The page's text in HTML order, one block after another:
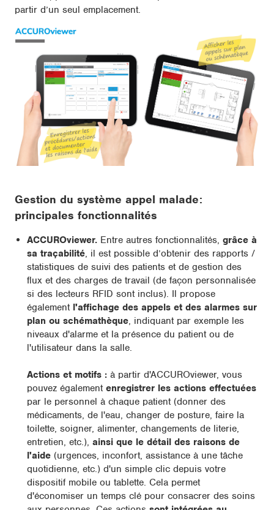
partir d’un seul emplacement.
Gestion du système appel malade:
principales fonctionnalités
ACCUROviewer. Entre autres fonctionnalités, grâce à
sa traçabilité, il est possible d’obtenir des rapports /
statistiques de suivi des patients et de gestion des
flux et des charges de travail (de façon personnalisée
si des lecteurs RFID sont inclus). Il propose
égalementl'affichage des appels et des alarmes sur
plan ou schémathèque, indiquant par exemple les
niveaux d'alarme et la présence du patient ou de
l'utilisateur dans la salle.
Actions et motifs : à partir d'ACCUROviewer, vous
pouvez également enregistrer les actions effectuées
par le personnel à chaque patient (donner des
médicaments, de l'eau, changer de posture, faire la
toilette, soigner, alimenter, changements de literie,
entretien, etc.), ainsi que le détail des raisons de
l'aide (urgences, inconfort, assistance à une tâche
quotidienne, etc.) d'un simple clic depuis votre
dispositif mobile ou tablette. Cela permet
d'économiser un temps clé pour consacrer des soins